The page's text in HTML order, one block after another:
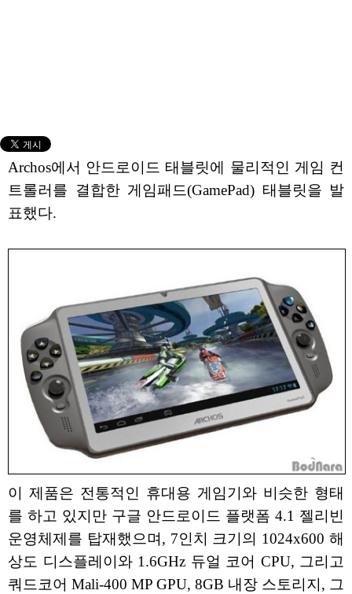
Archos에서 안드로이드 태블릿에 물리적인 게임 컨
트롤러를 결합한 게임패드(GamePad) 태블릿을 발
표했다.
이 제품은 전통적인 휴대용 게임기와 비슷한 형태
를 하고 있지만 구글 안드로이드 플랫폼 4.1 젤리빈
운영체제를 탑재했으며, 7인치 크기의 1024x600 해
상도 디스플레이와 1.6GHz 듀얼 코어 CPU, 그리고
쿼드코어 Mali-400 MP GPU, 8GB 내장 스토리지, 그